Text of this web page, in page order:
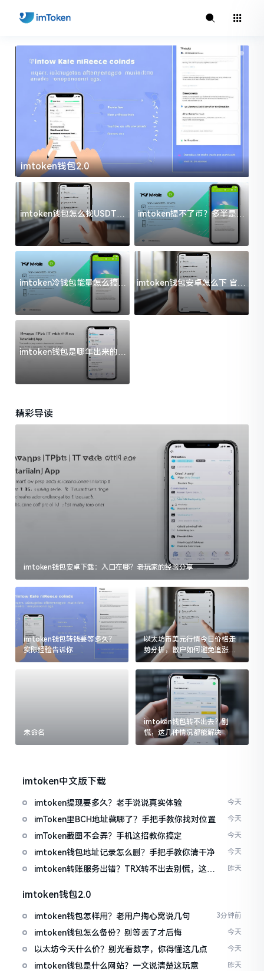
imtoken钱包2.0
imtoken钱包怎么找USDT地
址？三步搞定不踩坑
imtoken提不了币？多半是这
几件事没处理好
imtoken冷钱包能量怎么搞？
过来人告诉你门道
imtoken钱包安卓怎么下 官方
渠道避坑指南
imtoken钱包是哪年出来的？
一文给你说清楚
精彩导读
imtoken钱包安卓下载：入口在哪？老玩家的经验分享
imtoken钱包转钱要等多久？
实际经验告诉你
以太坊币美元行情今日价格走
势分析，散户如何避免追涨杀
跌被套牢
未命名
imtoken钱包转不出去？别
慌，这几种情况都能解决
imtoken中文版下载
imtoken提现要多久？老手说说真实体验 今天
imToken里BCH地址藏哪了？手把手教你找对位置 今天
imToken截图不会弄？手机这招教你搞定 今天
imtoken钱包地址记录怎么删？手把手教你清干净 今天
imtoken转账服务出错？TRX转不出去别慌，这几
昨天
imtoken钱包2.0
imtoken钱包怎样用？老用户掏心窝说几句 3分钟前
imtoken钱包怎么备份？别等丢了才后悔 今天
以太坊今天什么价？别光看数字，你得懂这几点 今天
imtoken钱包是什么网站？一文说清楚这玩意 昨天